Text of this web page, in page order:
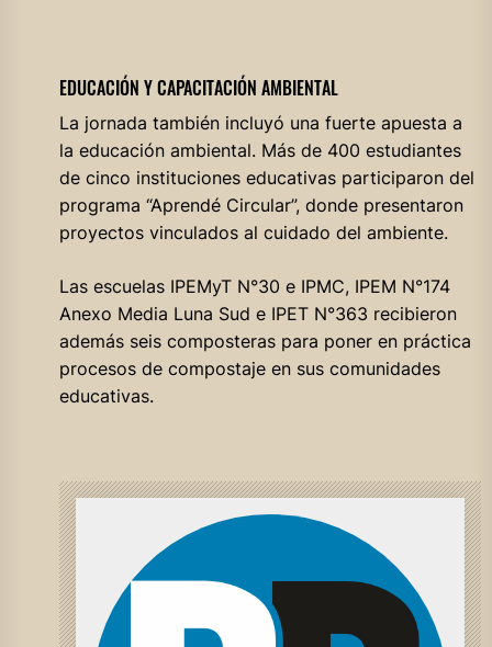
EDUCACIÓN Y CAPACITACIÓN AMBIENTAL
La jornada también incluyó una fuerte apuesta a
la educación ambiental. Más de 400 estudiantes
de cinco instituciones educativas participaron del
programa “Aprendé Circular”, donde presentaron
proyectos vinculados al cuidado del ambiente.
Las escuelas IPEMyT N°30 e IPMC, IPEM N°174
Anexo Media Luna Sud e IPET N°363 recibieron
además seis composteras para poner en práctica
procesos de compostaje en sus comunidades
educativas.